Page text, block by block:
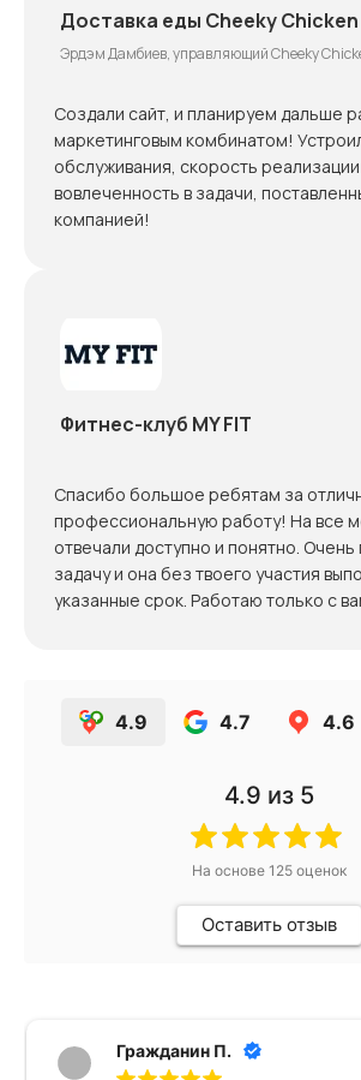
Доставка еды Cheeky Chicken
Эрдэм Дамбиев, управляющий Cheeky
Создали сайт, и планируем дальше
маркетинговым комбинатом!
обслуживания, скорость
вовлеченность в задачи,
компанией!
Фитнес-клуб MY FIT
Спасибо большое ребятам за
профессиональную работу! На все
отвечали доступно и понятно. Очень
задачу и она без твоего участия
указанные срок. Работаю только с
4.9 4.7 4.6
4.9 из 5
На основе 125оценок
Оставить отзыв
Гражданин П.